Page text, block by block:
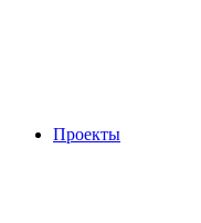
Проекты